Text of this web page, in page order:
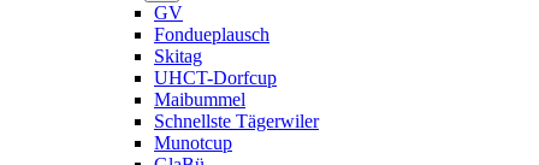
GV
Fondueplausch
Skitag
UHCT-Dorfcup
Maibummel
Schnellste Tägerwiler
Munotcup